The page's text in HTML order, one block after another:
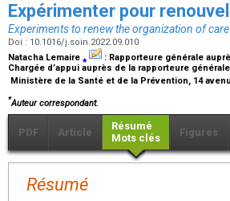
Expérimenter pour
Experiments to renew the organization of care
Doi : 10.1016/j.soin.2022.09.010
Natacha Lemaire ⁎ : Rapporteure générale
Chargée d’appui auprès de la rapporteure générale
Ministère de la Santé et de la Prévention, 14
*Auteur correspondant.
PDF Article
Résumé
Mots clés
Figures
Résumé